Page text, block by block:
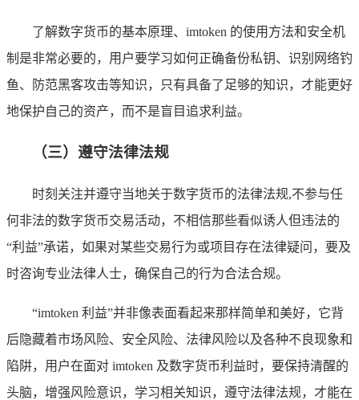
了解数字货币的基本原理、imtoken 的使用方法和安全机
制是非常必要的，用户要学习如何正确备份私钥、识别网络钓
鱼、防范黑客攻击等知识，只有具备了足够的知识，才能更好
地保护自己的资产，而不是盲目追求利益。
（三）遵守法律法规
时刻关注并遵守当地关于数字货币的法律法规,不参与任
何非法的数字货币交易活动，不相信那些看似诱人但违法的
“利益”承诺，如果对某些交易行为或项目存在法律疑问，要及
时咨询专业法律人士，确保自己的行为合法合规。
“imtoken 利益”并非像表面看起来那样简单和美好，它背
后隐藏着市场风险、安全风险、法律风险以及各种不良现象和
陷阱，用户在面对 imtoken 及数字货币利益时，要保持清醒的
头脑，增强风险意识，学习相关知识，遵守法律法规，才能在